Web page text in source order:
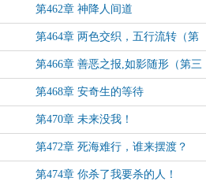
第462章 神降人间道
第464章 两色交织，五行流转（第
一更）
第466章 善恶之报,如影随形（第三
更）
第468章 安奇生的等待
第470章 未来没我！
第472章 死海难行，谁来摆渡？
第474章 你杀了我要杀的人！